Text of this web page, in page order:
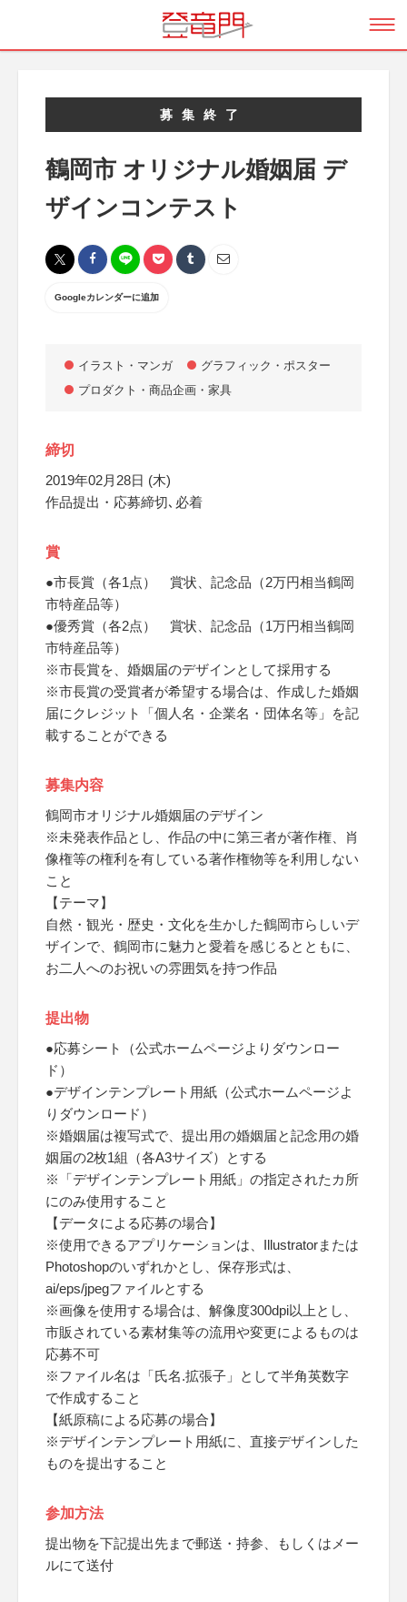
募集終了
鶴岡市 オリジナル婚姻届 デ
ザインコンテスト
Googleカレンダーに追加
イラスト・マンガ
グラフィック・ポスター
プロダクト・商品企画・家具
締切
2019年02月28日 (木)
作品提出・応募締切､必着
賞
●市長賞（各1点） 賞状、記念品（2万円相当鶴岡
市特産品等）
●優秀賞（各2点） 賞状、記念品（1万円相当鶴岡
市特産品等）
※市長賞を、婚姻届のデザインとして採用する
※市長賞の受賞者が希望する場合は、作成した婚姻
届にクレジット「個人名・企業名・団体名等」を記
載することができる
募集内容
鶴岡市オリジナル婚姻届のデザイン
※未発表作品とし、作品の中に第三者が著作権、肖
像権等の権利を有している著作権物等を利用しない
こと
【テーマ】
自然・観光・歴史・文化を生かした鶴岡市らしいデ
ザインで、鶴岡市に魅力と愛着を感じるとともに、
お二人へのお祝いの雰囲気を持つ作品
提出物
●応募シート（公式ホームページよりダウンロー
ド）
●デザインテンプレート用紙（公式ホームページよ
りダウンロード）
※婚姻届は複写式で、提出用の婚姻届と記念用の婚
姻届の2枚1組（各A3サイズ）とする
※「デザインテンプレート用紙」の指定されたカ所
にのみ使用すること
【データによる応募の場合】
※使用できるアプリケーションは、Illustratorまたは
Photoshopのいずれかとし、保存形式は、
ai/eps/jpegファイルとする
※画像を使用する場合は、解像度300dpi以上とし、
市販されている素材集等の流用や変更によるものは
応募不可
※ファイル名は「氏名.拡張子」として半角英数字
で作成すること
【紙原稿による応募の場合】
※デザインテンプレート用紙に、直接デザインした
ものを提出すること
参加方法
提出物を下記提出先まで郵送・持参、もしくはメー
ルにて送付